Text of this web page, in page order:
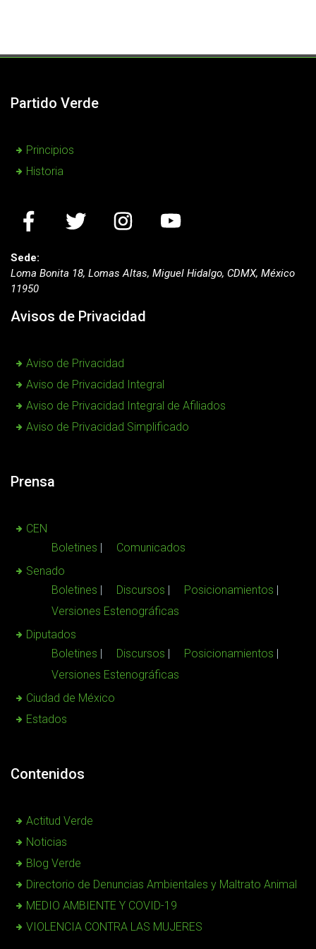
Partido Verde
Principios
Historia
Sede:
Loma Bonita 18, Lomas Altas, Miguel Hidalgo, CDMX, México
11950
Avisos de Privacidad
Aviso de Privacidad
Aviso de Privacidad Integral
Aviso de Privacidad Integral de Afiliados
Aviso de Privacidad Simplificado
Prensa
CEN
Boletines
Comunicados
Senado
Boletines
Discursos
Posicionamientos
Versiones Estenográficas
Diputados
Boletines
Discursos
Posicionamientos
Versiones Estenográficas
Ciudad de México
Estados
Contenidos
Actitud Verde
Noticias
Blog Verde
Directorio de Denuncias Ambientales y Maltrato Animal
MEDIO AMBIENTE Y COVID-19
VIOLENCIA CONTRA LAS MUJERES